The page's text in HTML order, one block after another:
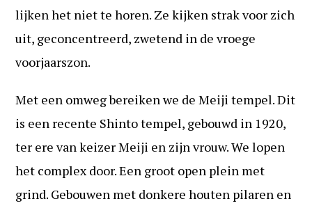
lijken het niet te horen. Ze kijken strak voor zich
uit, geconcentreerd, zwetend in de vroege
voorjaarszon.
Met een omweg bereiken we de Meiji tempel. Dit
is een recente Shinto tempel, gebouwd in 1920,
ter ere van keizer Meiji en zijn vrouw. We lopen
het complex door. Een groot open plein met
grind. Gebouwen met donkere houten pilaren en